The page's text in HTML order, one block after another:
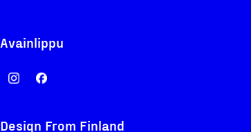
Avainlippu
Design From Finland